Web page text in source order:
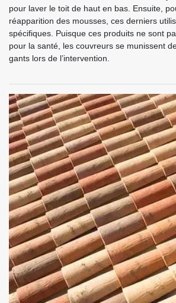
pour laver le toit de haut en bas. Ensuite,
réapparition des mousses, ces derniers
spécifiques. Puisque ces produits ne sont
pour la santé, les couvreurs se munissent
gants lors de l’intervention.